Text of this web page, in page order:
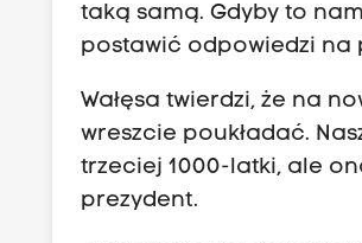
taką samą. Gdyby to
postawić odpowiedzi na
Wałęsa twierdzi, że na
wreszcie poukładać.
trzeciej 1000-latki, ale
prezydent.